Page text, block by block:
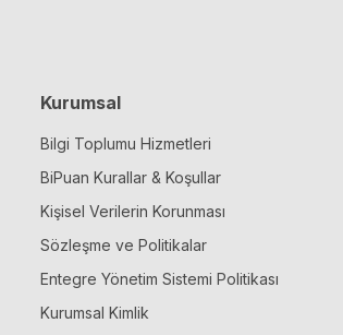
Kurumsal
Bilgi Toplumu Hizmetleri
BiPuan Kurallar & Koşullar
Kişisel Verilerin Korunması
Sözleşme ve Politikalar
Entegre Yönetim Sistemi Politikası
Kurumsal Kimlik